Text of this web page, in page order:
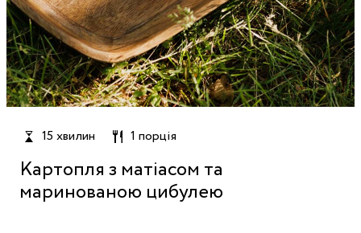
15 хвилин 1 порція
Картопля з матіасом та
маринованою цибулею